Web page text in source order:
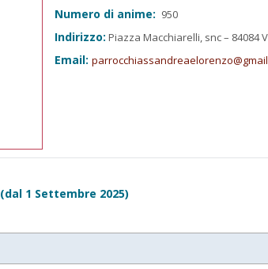
Numero di anime: 950
Indirizzo: Piazza Macchiarelli, snc – 84084
Email:
(dal 1 Settembre 2025)